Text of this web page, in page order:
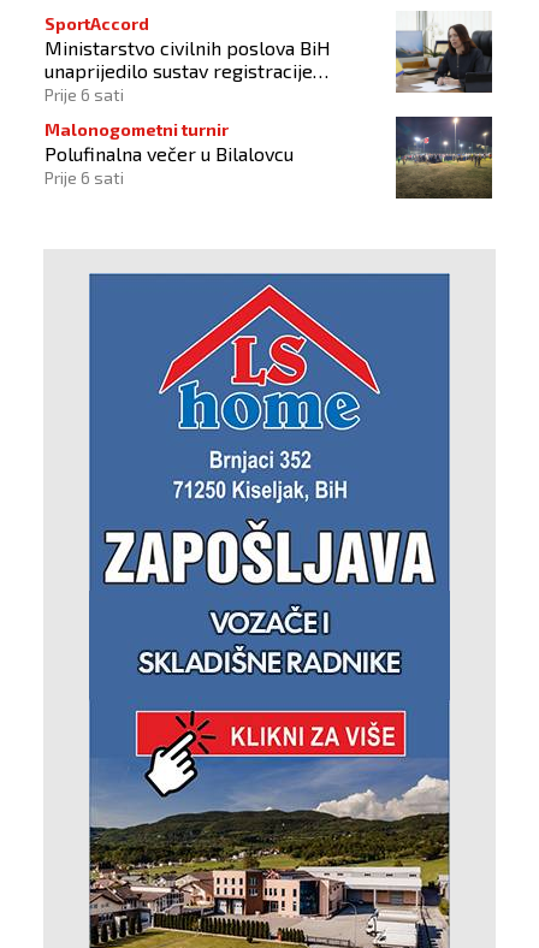
SportAccord
Ministarstvo civilnih poslova BiH
unaprijedilo sustav registracije
sportskih organizacija
Prije 6 sati
Malonogometni turnir
Polufinalna večer u Bilalovcu
Prije 6 sati